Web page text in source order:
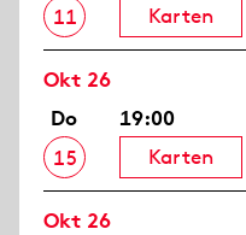
11
Karten
Okt 26
Do
15
19:00
Karten
Okt 26